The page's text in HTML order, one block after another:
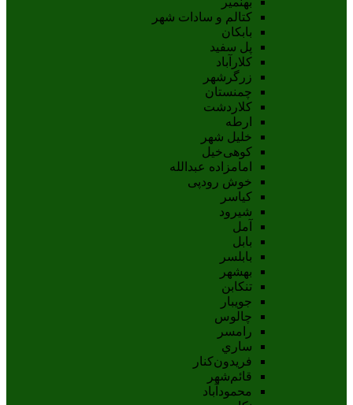
کتالم و سادات شهر
بابکان
پل سفید
کلارآباد
زرگرشهر
چمنستان
کلاردشت
ارطه
خلیل شهر
کوهی‌خیل
امامزاده عبدالله
خوش رودپی
کیاسر
شیرود
آمل
بابل
بابلسر
بهشهر
تنکابن
جويبار
چالوس
رامسر
ساري
فريدون‌کنار
قائم‌شهر
محمودآباد